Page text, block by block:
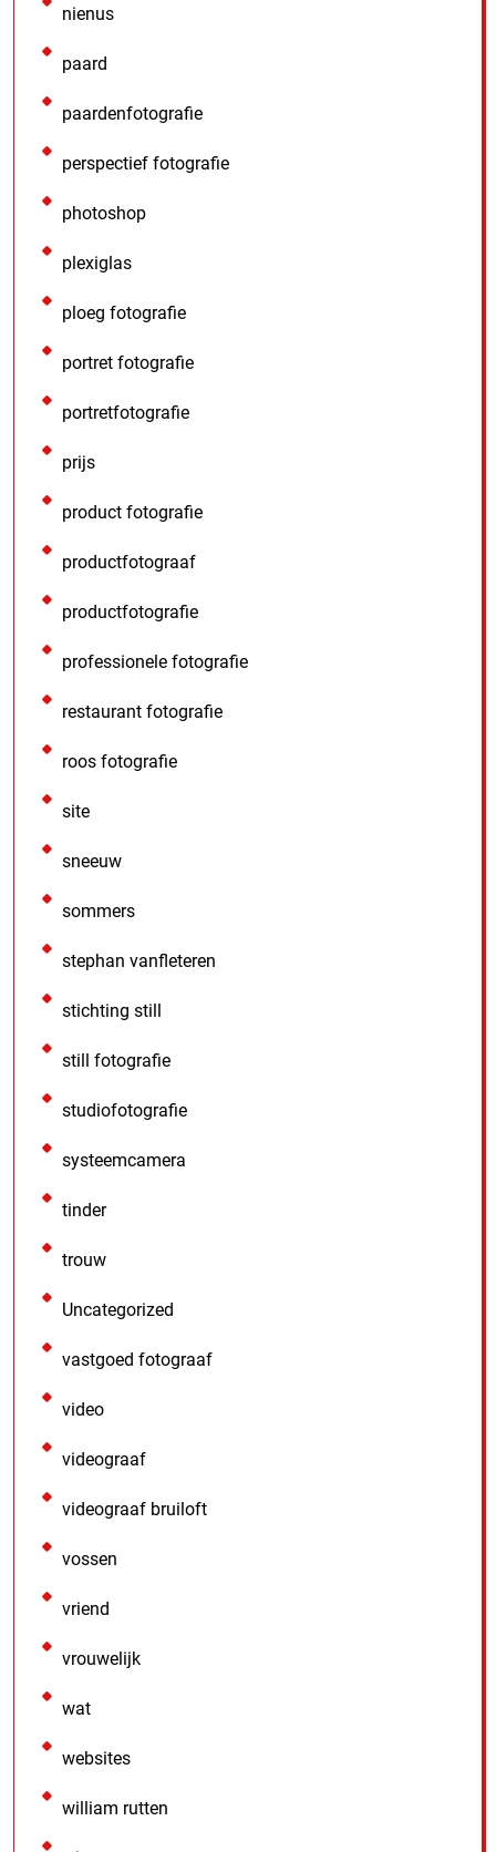
nienus
paard
paardenfotografie
perspectief fotografie
photoshop
plexiglas
ploeg fotografie
portret fotografie
portretfotografie
prijs
product fotografie
productfotograaf
productfotografie
professionele fotografie
restaurant fotografie
roos fotografie
site
sneeuw
sommers
stephan vanfleteren
stichting still
still fotografie
studiofotografie
systeemcamera
tinder
trouw
Uncategorized
vastgoed fotograaf
video
videograaf
videograaf bruiloft
vossen
vriend
vrouwelijk
wat
websites
william rutten